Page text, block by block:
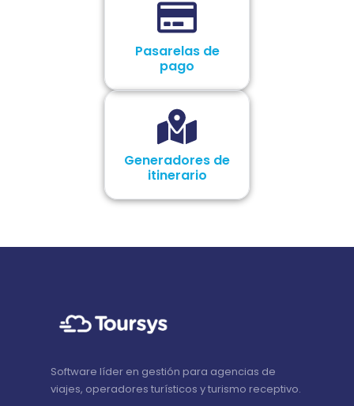
Pasarelas de
pago
Generadores de
itinerario
Software líder en gestión para agencias de
viajes, operadores turísticos y turismo receptivo.